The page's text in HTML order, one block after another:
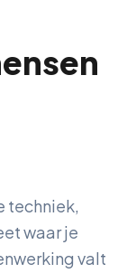
techniek,
waar je
valt